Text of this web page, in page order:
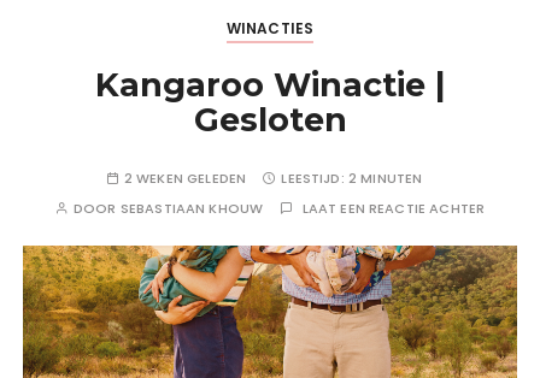
WINACTIES
Kangaroo Winactie |
Gesloten
2 WEKEN GELEDEN LEESTIJD: 2 MINUTEN
DOOR SEBASTIAAN KHOUW LAAT EEN REACTIE ACHTER